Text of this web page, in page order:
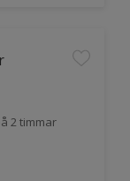
2 timmar